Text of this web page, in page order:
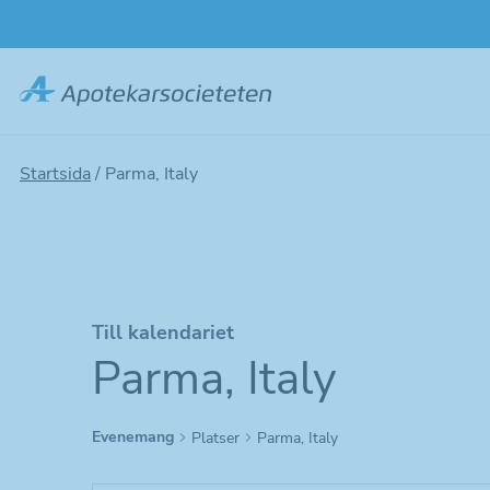
Startsida/ Parma, Italy
Till kalendariet
Parma, Italy
Evenemang Platser Parma, Italy